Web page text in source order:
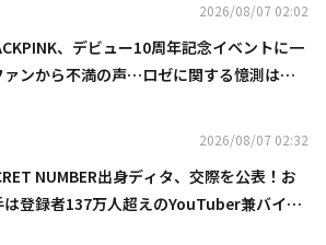
2026/08/07 02:02
、デビュー10周年記念イベントに一
ァンから不満の声…ロゼに関する憶測は否
2026/08/07 02:32
NUMBER出身ディタ、交際を公表！お
は登録者137万人超えのYouTuber兼バイオ